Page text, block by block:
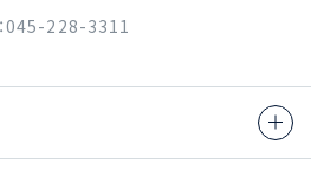
045-228-3311